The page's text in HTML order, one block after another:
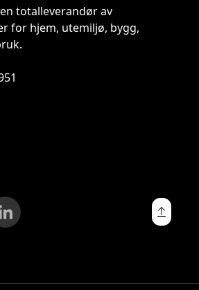
totalleverandør av
for hjem, utemiljø, bygg,